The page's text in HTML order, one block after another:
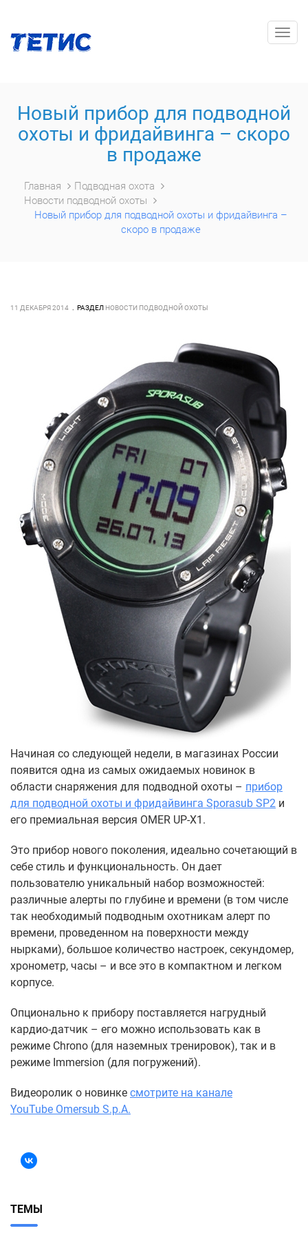
Новый прибор для подводной
охоты и фридайвинга – скоро
в продаже
Главная
Подводная охота
Новости подводной охоты
Новый прибор для подводной охоты и фридайвинга –
скоро в продаже
11 ДЕКАБРЯ 2014 РАЗДЕЛ НОВОСТИ ПОДВОДНОЙ ОХОТЫ
Начиная со следующей недели, в магазинах России
появится одна из самых ожидаемых новинок в
области снаряжения для подводной охоты – прибор
для подводной охоты и фридайвинга Sporasub SP2 и
его премиальная версия OMER UP-X1.
Это прибор нового поколения, идеально сочетающий в
себе стиль и функциональность. Он дает
пользователю уникальный набор возможностей:
различные алерты по глубине и времени (в том числе
так необходимый подводным охотникам алерт по
времени, проведенном на поверхности между
нырками), большое количество настроек, секундомер,
хронометр, часы – и все это в компактном и легком
корпусе.
Опционально к прибору поставляется нагрудный
кардио-датчик – его можно использовать как в
режиме Chrono (для наземных тренировок), так и в
режиме Immersion (для погружений).
Видеоролик о новинке смотрите на канале
YouTube Omersub S.p.A.
ТЕМЫ